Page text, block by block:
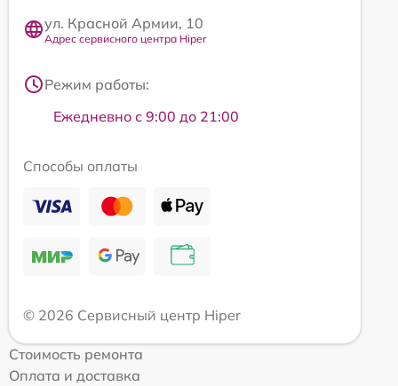
ул. Красной Армии, 10
Адрес сервисного центра Hiper
Режим работы:
Ежедневно с 9:00 до 21:00
Способы оплаты
© 2026 Сервисный центр Hiper
Стоимость ремонта
Оплата и доставка